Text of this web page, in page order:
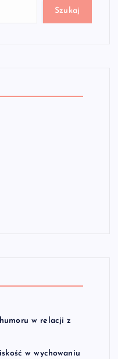
Szukaj
w relacji z
w wychowaniu